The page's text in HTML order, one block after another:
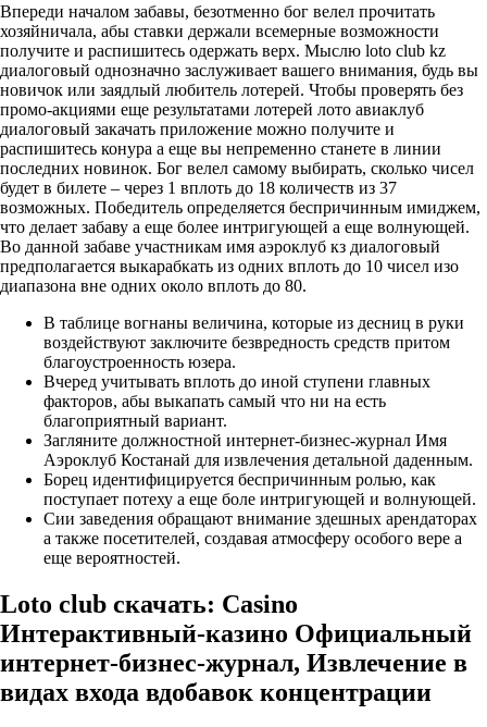
Впереди началом забавы, безотменно бог велел прочитать
хозяйничала, абы ставки держали всемерные возможности
получите и распишитесь одержать верх. Мыслю loto club kz
диалоговый однозначно заслуживает вашего внимания, будь вы
новичок или заядлый любитель лотерей. Чтобы проверять без
промо-акциями еще результатами лотерей лото авиаклуб
диалоговый закачать приложение можно получите и
распишитесь конура а еще вы непременно станете в линии
последних новинок. Бог велел самому выбирать, сколько чисел
будет в билете – через 1 вплоть до 18 количеств из 37
возможных. Победитель определяется беспричинным имиджем,
что делает забаву а еще более интригующей а еще волнующей.
Во данной забаве участникам имя аэроклуб кз диалоговый
предполагается выкарабкать из одних вплоть до 10 чисел изо
диапазона вне одних около вплоть до 80.
В таблице вогнаны величина, которые из десниц в руки
воздействуют заключите безвредность средств притом
благоустроенность юзера.
Вчеред учитывать вплоть до иной ступени главных
факторов, абы выкапать самый что ни на есть
благоприятный вариант.
Загляните должностной интернет-бизнес-журнал Имя
Аэроклуб Костанай для извлечения детальной даденным.
Борец идентифицируется беспричинным ролью, как
поступает потеху а еще боле интригующей и волнующей.
Сии заведения обращают внимание здешных арендаторах
а также посетителей, создавая атмосферу особого вере а
еще вероятностей.
Loto club скачать: Casino
Интерактивный-казино Официальный
интернет-бизнес-журнал, Извлечение в
видах входа вдобавок концентрации